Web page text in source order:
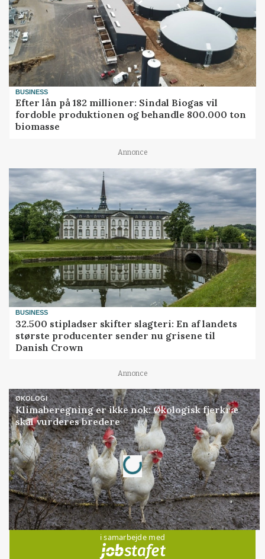
BUSINESS
Efter lån på 182 millioner: Sindal Biogas vil
fordoble produktionen og behandle 800.000 ton
biomasse
Annonce
BUSINESS
32.500 stipladser skifter slagteri: En af landets
største producenter sender nu grisene til
Danish Crown
Annonce
ØKOLOGI
Klimaberegning er ikke nok: Økologisk fjerkræ
skal vurderes bredere
Annonce
Loading...
Jobs
i samarbejde med